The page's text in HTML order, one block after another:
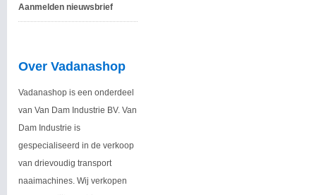
Aanmelden nieuwsbrief
Over Vadanashop
Vadanashop is een onderdeel
van Van Dam Industrie BV. Van
Dam Industrie is
gespecialiseerd in de verkoop
van drievoudig transport
naaimachines. Wij verkopen